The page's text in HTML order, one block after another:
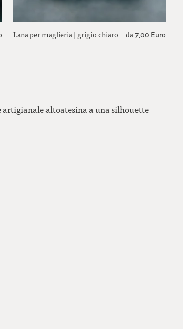
Lana per maglieria | grigio chiaro da7,00 Euro
altoatesina a una silhouette